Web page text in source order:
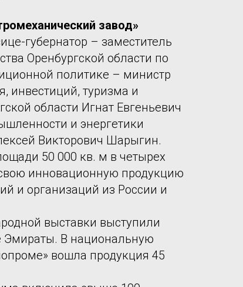
завод»
губернатор – заместитель
Оренбургской области по
политике – министр
инвестиций, туризма и
области Игнат Евгеньевич
и энергетики
Викторович Шарыгин.
50 000 кв. м в четырех
инновационную продукцию
и организаций из России и
выставки выступили
В национальную
вошла продукция 45